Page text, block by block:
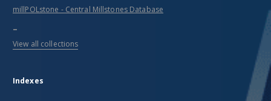
millPOLstone - Central Millstones Database
...
View all collections
Indexes